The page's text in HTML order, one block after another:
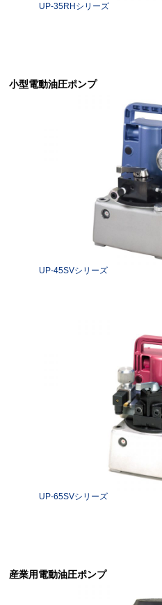
UP-35RHシリーズ
小型電動油圧ポンプ
UP-45SVシリーズ
UP-65SVシリーズ
産業用電動油圧ポンプ